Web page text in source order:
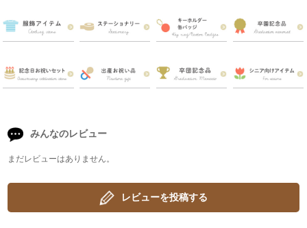
みんなのレビュー
まだレビューはありません。
レビューを投稿する